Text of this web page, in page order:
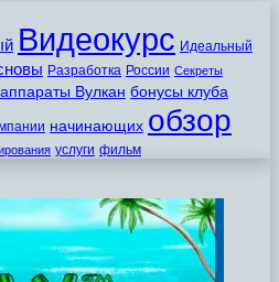
Видеокурс Идеальный
Разработка России Секреты
аппараты Вулкан бонусы клуба
начинающих обзор
услуги фильм